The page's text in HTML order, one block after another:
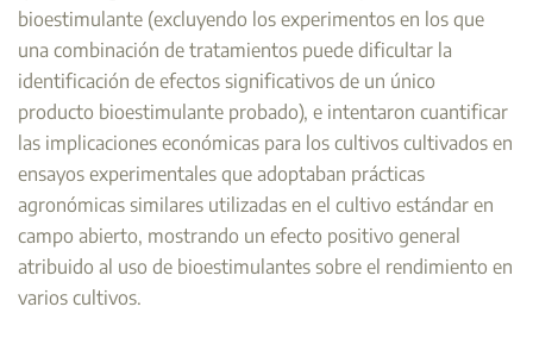
bioestimulante (excluyendo los experimentos en los que
una combinación de tratamientos puede dificultar la
identificación de efectos significativos de un único
producto bioestimulante probado), e intentaron cuantificar
las implicaciones económicas para los cultivos cultivados en
ensayos experimentales que adoptaban prácticas
agronómicas similares utilizadas en el cultivo estándar en
campo abierto, mostrando un efecto positivo general
atribuido al uso de bioestimulantes sobre el rendimiento en
varios cultivos.